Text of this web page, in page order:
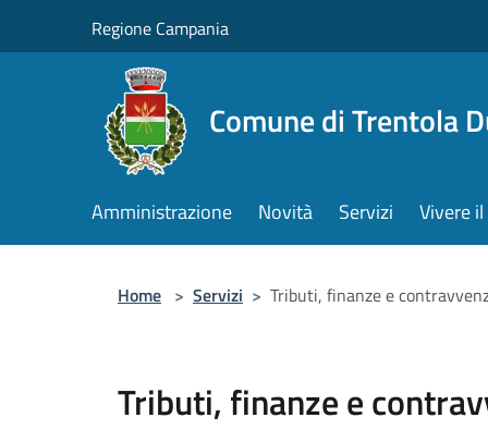
Regione Campania
Comune di Trentola
Amministrazione Novità Servizi Vivere
Home > Servizi > Tributi, finanze e
Tributi, finanze e